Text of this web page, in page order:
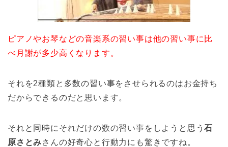
ピアノやお琴などの音楽系の習い事は他の習い事に比
べ月謝が多少高くなります。
それを2種類と多数の習い事をさせられるのはお金持ち
だからできるのだと思います。
それと同時にそれだけの数の習い事をしようと思う石
原さとみさんの好奇心と行動力にも驚きですね。